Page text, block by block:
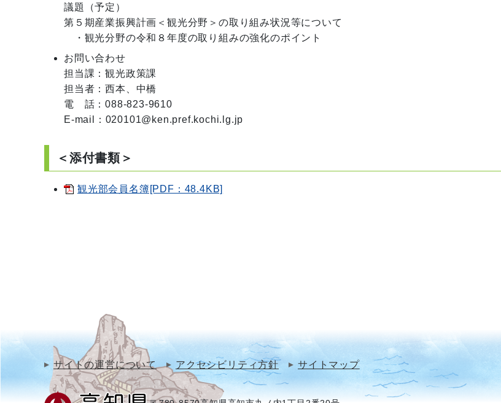
議題（予定）
第５期産業振興計画＜観光分野＞の取り組み状況等について
お問い合わせ
担当課：観光政策課
担当者：西本、中橋
電　話：088-823-9610
E-mail：020101@ken.pref.kochi.lg.jp
＜添付書類＞
観光部会員名簿[PDF：48.4KB]
サイトの運営について アクセシビリティ方針 サイトマップ